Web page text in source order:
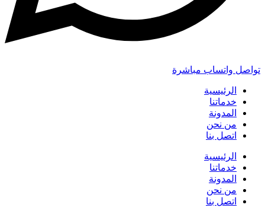
تواصل واتساب مباشرة
الرئيسية
خدماتنا
المدونة
من نحن
اتصل بنا
الرئيسية
خدماتنا
المدونة
من نحن
اتصل بنا